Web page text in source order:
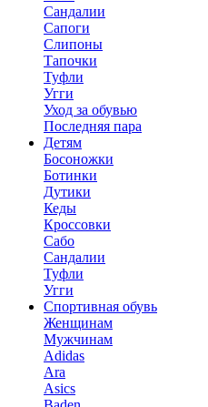
Сандалии
Сапоги
Слипоны
Тапочки
Туфли
Угги
Уход за обувью
Последняя пара
Детям
Босоножки
Ботинки
Дутики
Кеды
Кроссовки
Сабо
Сандалии
Туфли
Угги
Спортивная обувь
Женщинам
Мужчинам
Adidas
Ara
Asics